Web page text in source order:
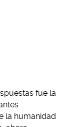
fue la
la humanidad